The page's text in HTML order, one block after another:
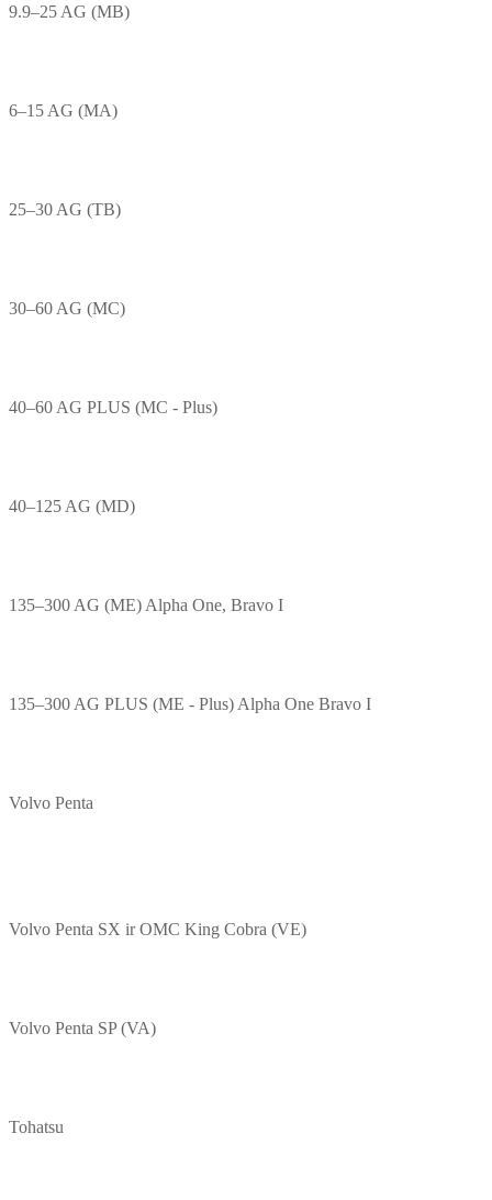
9.9–25 AG (MB)
6–15 AG (MA)
25–30 AG (TB)
30–60 AG (MC)
40–60 AG PLUS (MC - Plus)
40–125 AG (MD)
135–300 AG (ME) Alpha One, Bravo I
135–300 AG PLUS (ME - Plus) Alpha One Bravo I
Volvo Penta
Volvo Penta SX ir OMC King Cobra (VE)
Volvo Penta SP (VA)
Tohatsu